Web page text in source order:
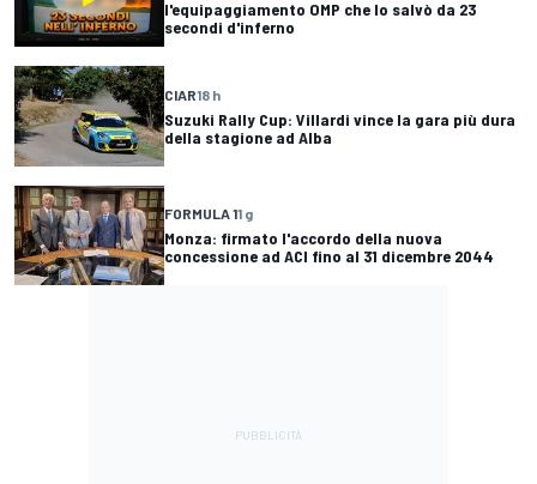
l'equipaggiamento OMP che lo salvò da 23
secondi d'inferno
CIAR18 h
Suzuki Rally Cup: Villardi vince la gara più dura
della stagione ad Alba
FORMULA 11 g
Monza: firmato l'accordo della nuova
concessione ad ACI fino al 31 dicembre 2044